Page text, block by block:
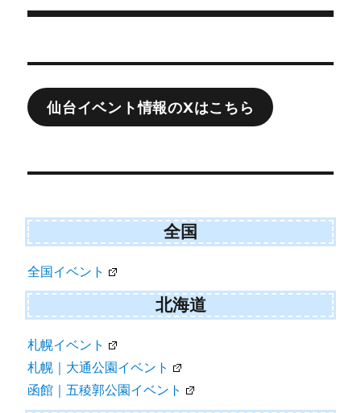
)
稿
ナ
ビ
ー
ョ
ン
仙台イベント情報のXはこちら
全国
全国イベント
北海道
札幌イベント
札幌｜大通公園イベント
函館｜五稜郭公園イベント